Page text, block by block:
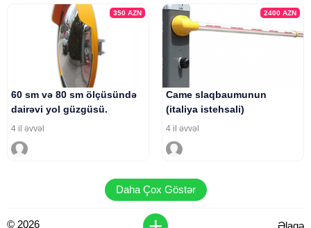
350AZN
60 sm və 80 sm ölçüsündə
dairəvi yol güzgüsü.
4 il əvvəl
2400 AZN
Came slaqbaumunun
(italiya istehsali)
4 il əvvəl
Daha Çox Göstər
© 2026 Əlaqə